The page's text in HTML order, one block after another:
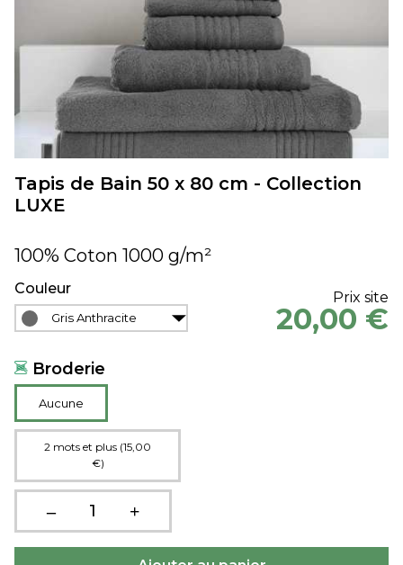
Tapis de Bain 50 x 80 cm - Collection
LUXE
100% Coton 1000 g/m²
Couleur
Gris Anthracite
Broderie
Aucune
2 mots et plus (15,00
€)
Prix site
20,00 €